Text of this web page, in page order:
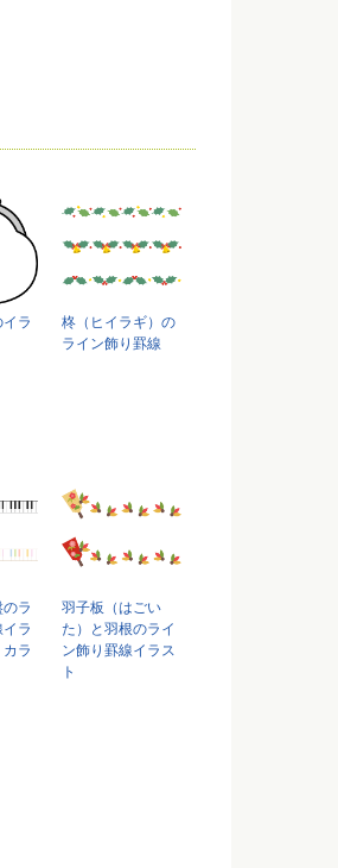
ラ
柊（ヒイラギ）の
ライン飾り罫線
ラ
ラ
ラ
羽子板（はごい
た）と羽根のライ
ン飾り罫線イラス
ト